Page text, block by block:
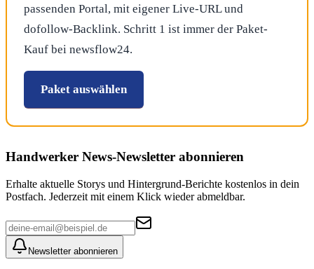
passenden Portal, mit eigener Live-URL und
dofollow-Backlink. Schritt 1 ist immer der Paket-
Kauf bei newsflow24.
Paket auswählen
Handwerker News-Newsletter abonnieren
Erhalte aktuelle Storys und Hintergrund-Berichte kostenlos in dein
Postfach. Jederzeit mit einem Klick wieder abmeldbar.
Newsletter abonnieren